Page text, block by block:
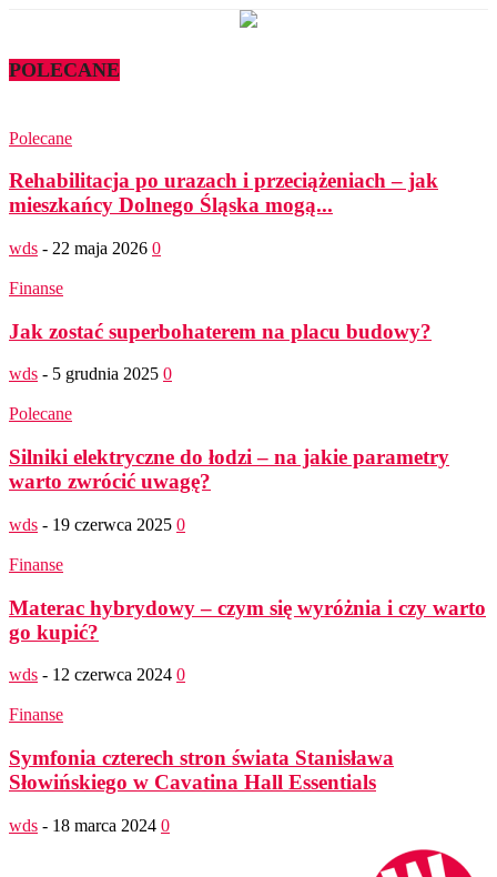
POLECANE
Polecane
Rehabilitacja po urazach i przeciążeniach – jak
mieszkańcy Dolnego Śląska mogą...
wds - 22 maja 2026 0
Finanse
Jak zostać superbohaterem na placu budowy?
wds - 5 grudnia 2025 0
Polecane
Silniki elektryczne do łodzi – na jakie parametry
warto zwrócić uwagę?
wds - 19 czerwca 2025 0
Finanse
Materac hybrydowy – czym się wyróżnia i czy warto
go kupić?
wds - 12 czerwca 2024 0
Finanse
Symfonia czterech stron świata Stanisława
Słowińskiego w Cavatina Hall Essentials
wds - 18 marca 2024 0